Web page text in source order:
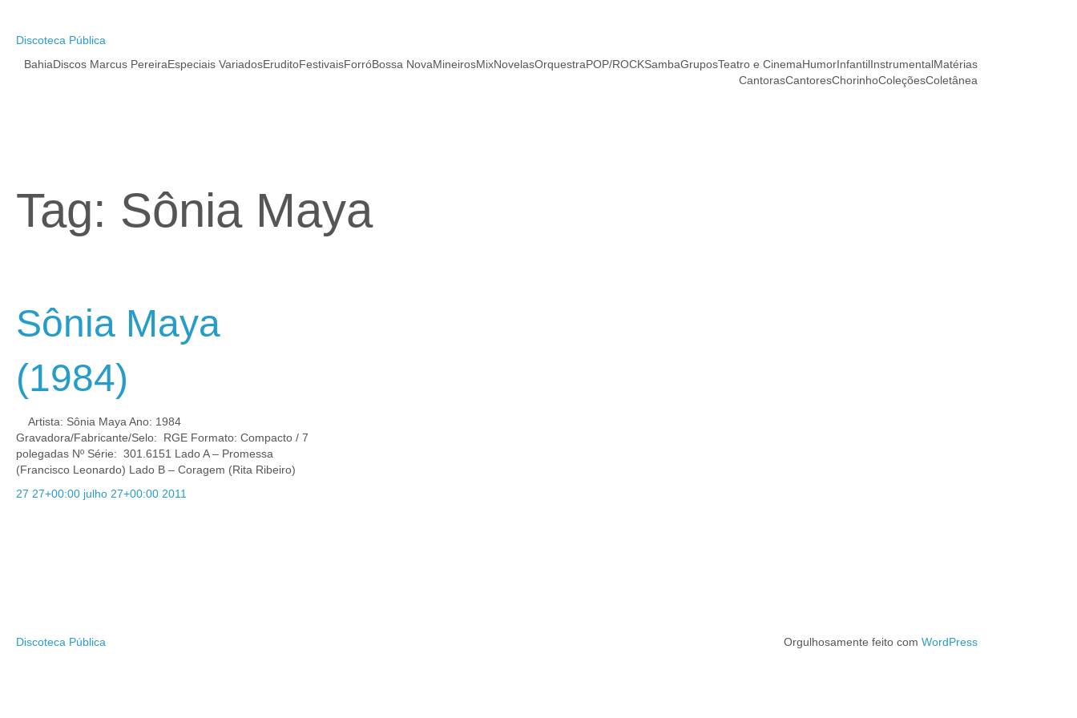
Discoteca Pública
BahiaDiscos Marcus PereiraEspeciais VariadosEruditoFestivaisForróBossa NovaMineirosMixNovelasOrquestraPOP/ROCKSambaGruposTeatro e CinemaHumorInfantilInstrumentalMatérias
CantorasCantoresChorinhoColeçõesColetânea
Tag: Sônia Maya
Sônia Maya
(1984)
Artista: Sônia Maya Ano: 1984
Gravadora/Fabricante/Selo: RGE Formato: Compacto / 7
polegadas Nº Série: 301.6151 Lado A – Promessa
(Francisco Leonardo) Lado B – Coragem (Rita Ribeiro)
27 27+00:00 julho 27+00:00 2011
Discoteca Pública Orgulhosamente feito com WordPress